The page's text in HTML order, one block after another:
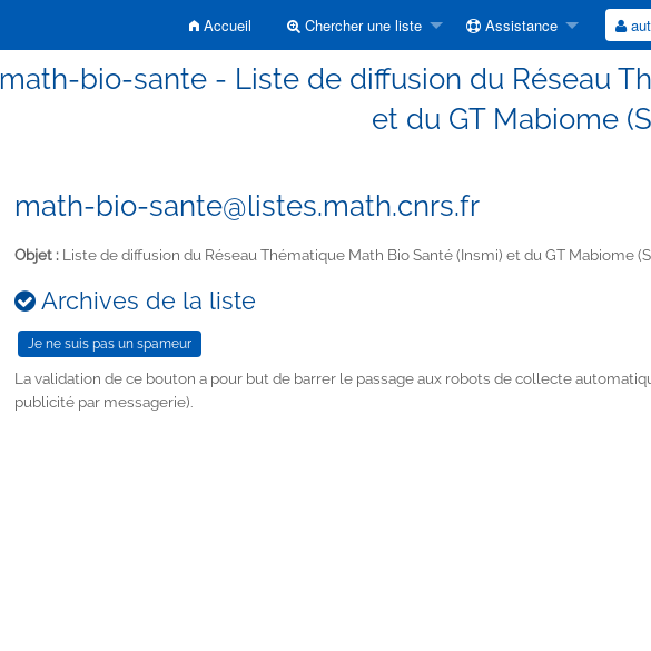
Accueil Chercher une liste Assistance
math-bio-sante - Liste de diffusion du Réseau
et du GT Mabiome
math-bio-sante@listes.math.cnrs.fr
Objet : Liste de diffusion du Réseau Thématique Math Bio Santé (Insmi) et du GT Mabiome
Archives de la liste
La validation de ce bouton a pour but de barrer le passage aux robots de collecte
publicité par messagerie).